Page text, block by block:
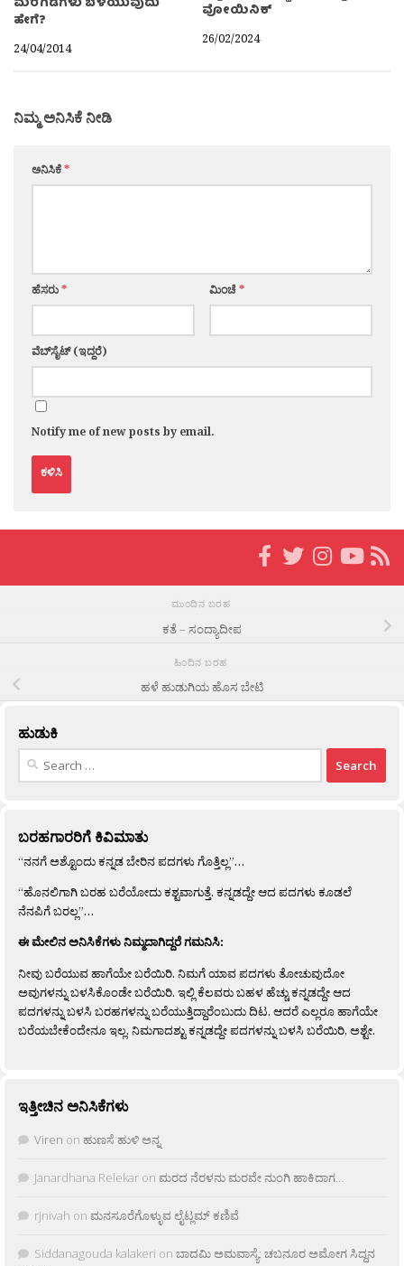
ಹೇಗೆ?
24/04/2014
ವೋಯಿನಿಕ್
26/02/2024
ನಿಮ್ಮ ಅನಿಸಿಕೆ ನೀಡಿ
ಅನಿಸಿಕೆ*
ಹೆಸರು* ಮಿಂಚೆ*
ವೆಬ್‌ಸೈಟ್ (ಇದ್ದರೆ)
Notify me of new posts by email.
ಮುಂದಿನ ಬರಹ
ಕತೆ – ಸಂದ್ಯಾದೀಪ
ಹಿಂದಿನ ಬರಹ
ಹಳೆ ಹುಡುಗಿಯ ಹೊಸ ಬೇಟಿ
ಹುಡುಕಿ
Search
ಬರಹಗಾರರಿಗೆ ಕಿವಿಮಾತು
“ನನಗೆ ಅಶ್ಟೊಂದು ಕನ್ನಡ ಬೇರಿನ ಪದಗಳು ಗೊತ್ತಿಲ್ಲ”…
“ಹೊನಲಿಗಾಗಿ ಬರಹ ಬರೆಯೋದು ಕಶ್ಟವಾಗುತ್ತೆ. ಕನ್ನಡದ್ದೇ ಆದ ಪದಗಳು ಕೂಡಲೆ
ನೆನಪಿಗೆ ಬರಲ್ಲ”…
ಈ ಮೇಲಿನ ಅನಿಸಿಕೆಗಳು ನಿಮ್ಮದಾಗಿದ್ದರೆ ಗಮನಿಸಿ:
ನೀವು ಬರೆಯುವ ಹಾಗೆಯೇ ಬರೆಯಿರಿ. ನಿಮಗೆ ಯಾವ ಪದಗಳು ತೋಚುವುದೋ
ಅವುಗಳನ್ನು ಬಳಸಿಕೊಂಡೇ ಬರೆಯಿರಿ. ಇಲ್ಲಿ ಕೆಲವರು ಬಹಳ ಹೆಚ್ಚು ಕನ್ನಡದ್ದೇ ಆದ
ಪದಗಳನ್ನು ಬಳಸಿ ಬರಹಗಳನ್ನು ಬರೆಯುತ್ತಿದ್ದಾರೆಂಬುದು ದಿಟ. ಆದರೆ ಎಲ್ಲರೂ ಹಾಗೆಯೇ
ಬರೆಯಬೇಕೆಂದೇನೂ ಇಲ್ಲ. ನಿಮಗಾದಶ್ಟು ಕನ್ನಡದ್ದೇ ಪದಗಳನ್ನು ಬಳಸಿ ಬರೆಯಿರಿ, ಅಶ್ಟೇ.
ಇತ್ತೀಚಿನ ಅನಿಸಿಕೆಗಳು
Viren on ಹುಣಸೆ ಹುಳಿ ಅನ್ನ
Janardhana Relekar on ಮರದ ನೆರಳನು ಮರವೇ ನುಂಗಿ ಹಾಕಿದಾಗ…
rjnivah on ಮನಸೂರೆಗೊಳ್ಳುವ ಲೈಟ್ಲಮ್ ಕಣಿವೆ
Siddanagouda kalakeri on ಬಾದಮಿ ಅಮವಾಸ್ಯೆ: ಚಬನೂರ ಅಮೋಗ ಸಿದ್ದನ